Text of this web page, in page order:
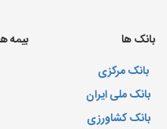
بانک ها بیمه ها
بانک مرکزی
بانک ملی ایران
بانک کشاورزی